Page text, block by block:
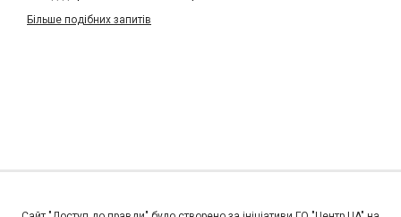
Більше подібних запитів